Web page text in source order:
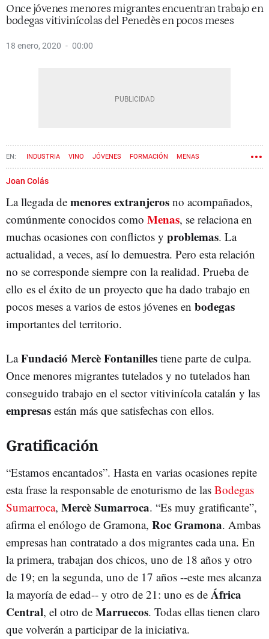
Once jóvenes menores migrantes encuentran trabajo en
bodegas vitivinícolas del Penedès en pocos meses
18 enero, 2020 00:00
INDUSTRIA VINO JÓVENES FORMACIÓN MENAS
Joan Colás
La llegada de menores extranjeros no acompañados,
comúnmente conocidos como Menas, se relaciona en
muchas ocasiones con conflictos y problemas. La
actualidad, a veces, así lo demuestra. Pero esta relación
no se corresponde siempre con la realidad. Prueba de
ello es el éxito de un proyecto que ha dado trabajo en
pocos meses a varios de estos jóvenes en bodegas
importantes del territorio.
LaFundació Mercè Fontanilles tiene parte de culpa.
Once menores migrantes tutelados y no tutelados han
conseguido trabajo en el sector vitivinícola catalán y las
empresas están más que satisfechas con ellos.
Gratificación
“Estamos encantados”. Hasta en varias ocasiones repite
esta frase la responsable de enoturismo de las Bodegas
Sumarroca, Mercè Sumarroca. “Es muy gratificante”,
afirma el enólogo de Gramona, Roc Gramona. Ambas
empresas han contratado a dos migrantes cada una. En
la primera, trabajan dos chicos, uno de 18 años y otro
de 19; en la segunda, uno de 17 años --este mes alcanza
la mayoría de edad-- y otro de 21: uno es de África
Central, el otro de Marruecos. Todas ellas tienen claro
que volverán a participar de la iniciativa.